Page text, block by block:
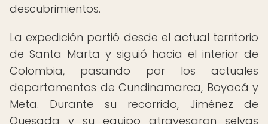
descubrimientos.
La expedición partió desde el actual territorio
de Santa Marta y siguió hacia el interior de
Colombia, pasando por los actuales
departamentos de Cundinamarca, Boyacá y
Meta. Durante su recorrido, Jiménez de
Quesada y su equipo atravesaron selvas